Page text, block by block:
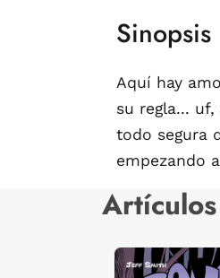
Sinopsis
Aquí hay
su regla...
todo segura
empezando